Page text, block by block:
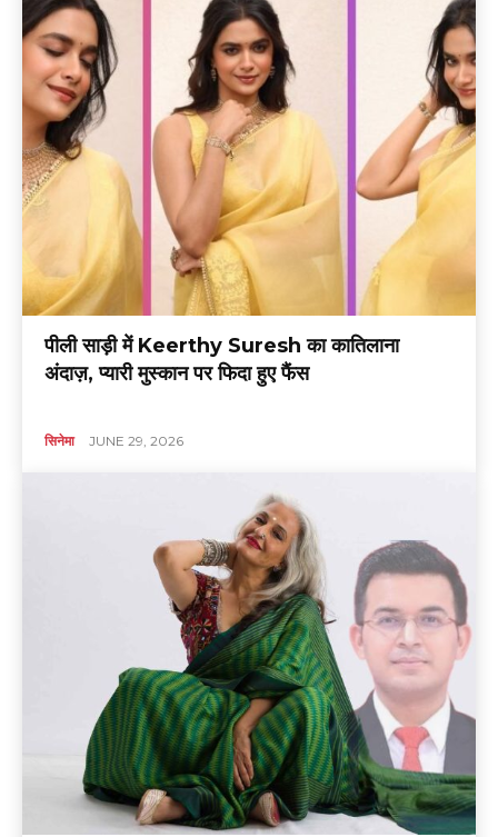
पीली साड़ी में Keerthy Suresh का कातिलाना
अंदाज़, प्यारी मुस्कान पर फिदा हुए फैंस
सिनेमा JUNE 29, 2026